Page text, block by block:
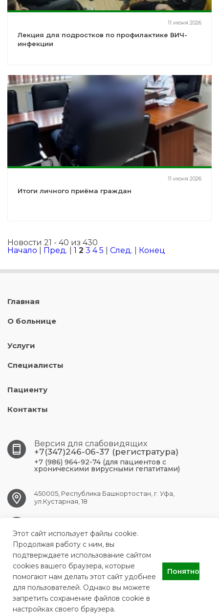
11 июня 2026
Лекция для подростков по профилактике ВИЧ-
инфекции
11 июня 2026
Итоги личного приёма граждан
Новости 21 - 40 из 430
Начало
Пред. 1 2 3 4 5 След. Конец
Главная
О больнице
Услуги
Специалисты
Пациенту
Контакты
Версия для слабовидящих
+7(347)246-06-37 (регистратура)
+7 (986) 964-92-74 (для пациентов с
хроническими вирусными гепатитами)
450005, Республика Башкортостан, г. Уфа,
ул.Кустарная, 18
ГБУЗ Республиканский центр по профилактике и борьбе со
СПИДом и инфекционными заболеваниями
Этот сайт использует файлы cookie.
Продолжая работу с ним, вы
подтверждаете использование сайтом
cookies вашего браузера, которые
помогают нам делать этот сайт удобнее
для пользователей. Однако вы можете
запретить сохранение файлов cookie в
настройках своего браузера.
Понятно